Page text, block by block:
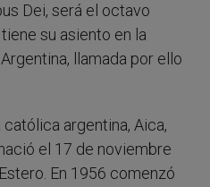
Dei, será el octavo
su asiento en la
llamada por ello
argentina, Aica,
el 17 de noviembre
En 1956 comenzó